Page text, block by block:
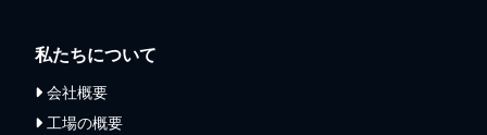
私たちについて
会社概要
工場の概要